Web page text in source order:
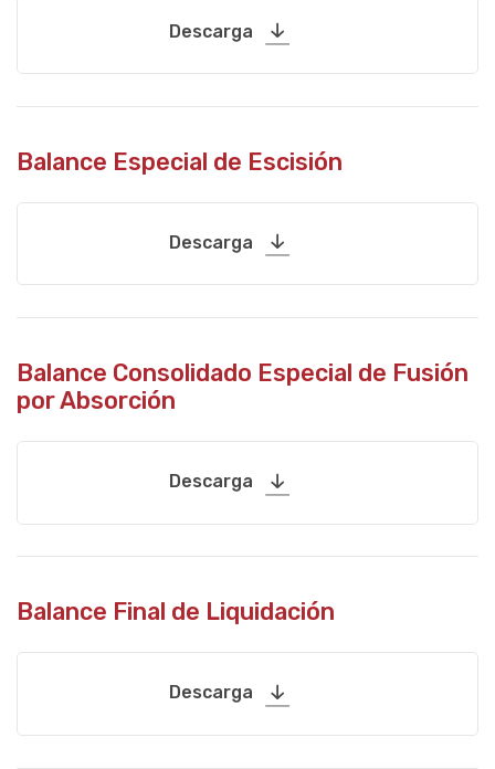
Descarga
Balance Especial de Escisión
Descarga
Balance Consolidado Especial de Fusión
por Absorción
Descarga
Balance Final de Liquidación
Descarga